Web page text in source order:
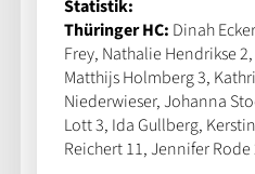
Statistik:
Thüringer HC: Dinah
Frey, Nathalie Hendrikse
Matthijs Holmberg 3,
Niederwieser, Johanna
Lott 3, Ida Gullberg,
Reichert 11, Jennifer